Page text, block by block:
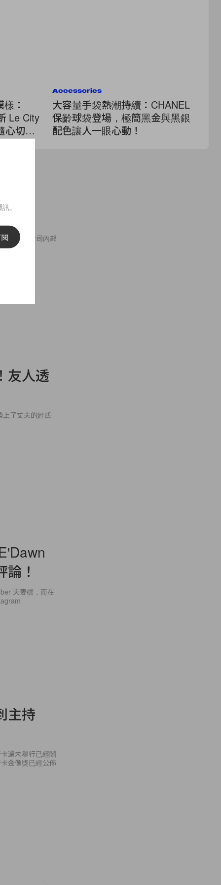
：
Le City
心切
Accessories
大容量手袋熱潮持續：CHANEL
保齡球袋登場，極簡黑金與黑銀
配色讓人一眼心動！
變。據公司內部
友人透
上了丈夫的姓氏
！
夫妻檔，而在
主持
還未舉行已經鬧
金像獎已經公佈
。